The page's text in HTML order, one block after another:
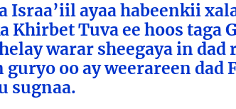
Israa’iil ayaa habeenkii
Khirbet Tuva ee hoos taga
warar sheegaya in
guryo oo ay weerareen
sugnaa.